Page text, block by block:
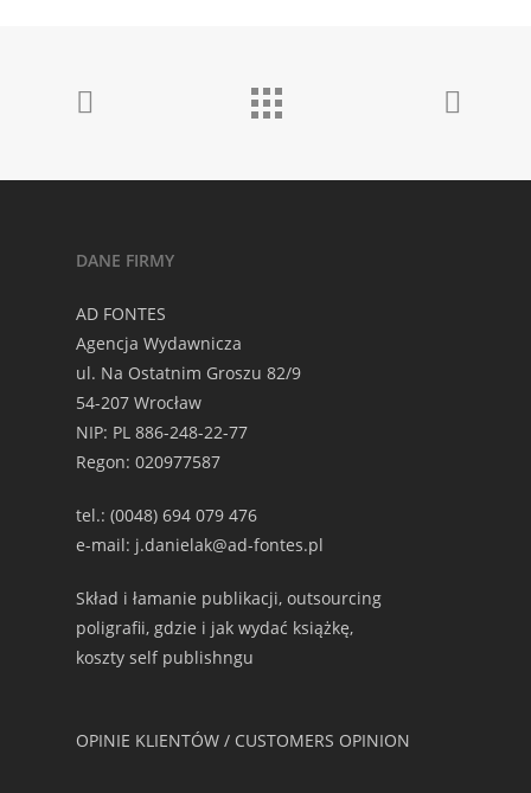
DANE FIRMY
AD FONTES
Agencja Wydawnicza
ul. Na Ostatnim Groszu 82/9
54-207 Wrocław
NIP: PL 886-248-22-77
Regon: 020977587
tel.: (0048) 694 079 476
e-mail: j.danielak@ad-fontes.pl
Skład i łamanie publikacji, outsourcing
poligrafii, gdzie i jak wydać książkę,
koszty self publishngu
OPINIE KLIENTÓW / CUSTOMERS OPINION